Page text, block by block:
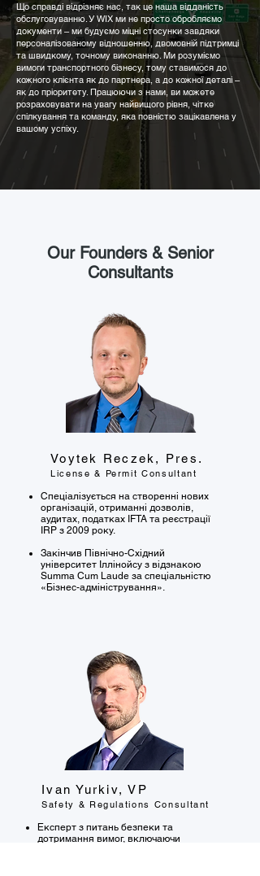
Що справді відрізняє нас, так це наша відданість
обслуговуванню. У WIX ми не просто обробляємо
документи – ми будуємо міцні стосунки завдяки
персоналізованому відношенню, двомовній підтримці
та швидкому, точному виконанню. Ми розуміємо
вимоги транспортного бізнесу, тому ставимося до
кожного клієнта як до партнера, а до кожної деталі –
як до пріоритету. Працюючи з нами, ви можете
розраховувати на увагу найвищого рівня, чітке
спілкування та команду, яка повністю зацікавлена у
вашому успіху.
Our Founders & Senior
Consultants
Voytek Reczek, Pres.
License & Permit Consultant
Спеціалізується на створенні нових
організацій, отриманні дозволів,
аудитах, податках IFTA та реєстрації
IRP з 2009 року.
Закінчив Північно-Східний
університет Іллінойсу з відзнакою
Summa Cum Laude за спеціальністю
«Бізнес-адміністрування».
Ivan Yurkiv, VP
Safety & Regulations Consultant
Експерт з питань безпеки та
дотримання вимог, включаючи